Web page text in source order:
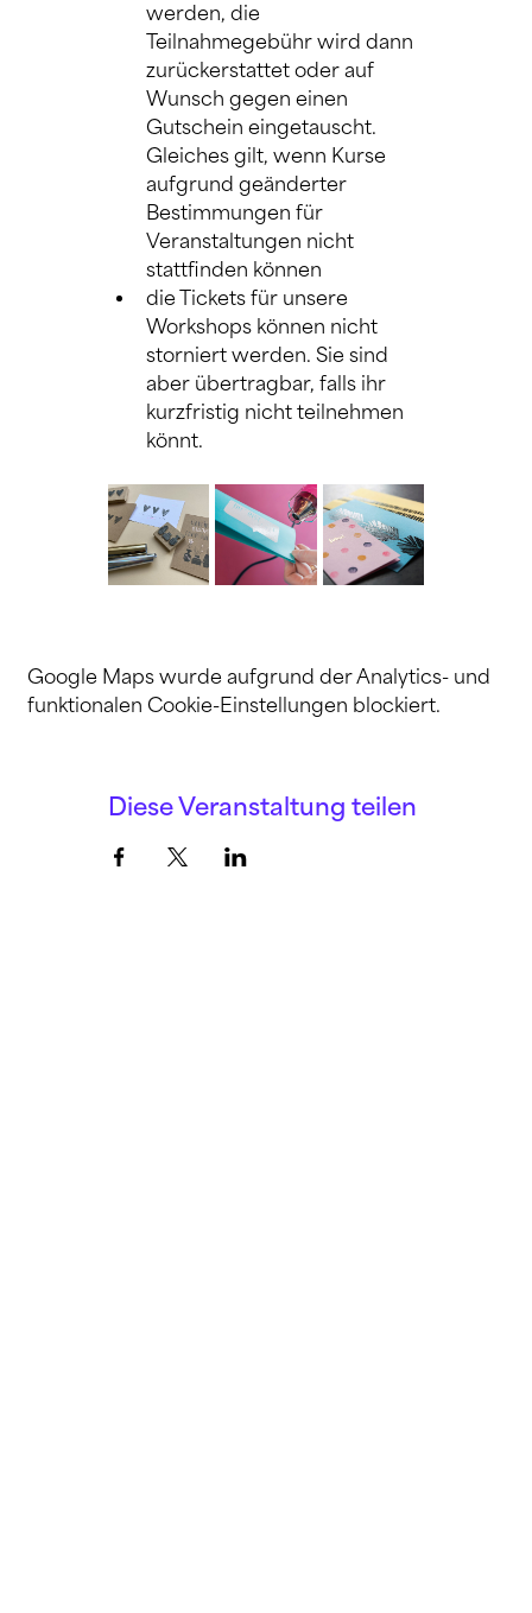
werden, die
Teilnahmegebühr wird dann
zurückerstattet oder auf
Wunsch gegen einen
Gutschein eingetauscht.
Gleiches gilt, wenn Kurse
aufgrund geänderter
Bestimmungen für
Veranstaltungen nicht
stattfinden können
die Tickets für unsere
Workshops können nicht
storniert werden. Sie sind
aber übertragbar, falls ihr
kurzfristig nicht teilnehmen
könnt.
Google Maps wurde aufgrund der Analytics- und
funktionalen Cookie-Einstellungen blockiert.
Diese Veranstaltung teilen